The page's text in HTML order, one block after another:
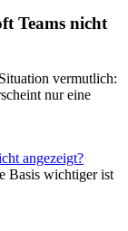
Teams nicht
vermutlich:
nur eine
angezeigt?